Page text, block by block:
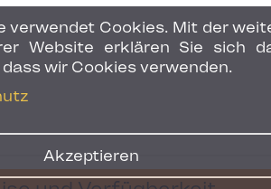
verwendet Cookies. Mit der
Website erklären Sie sich
wir Cookies verwenden.
Akzeptieren